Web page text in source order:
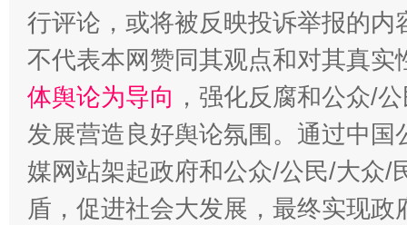
行评论，或将被反映投诉举报的
不代表本网赞同其观点和对其真实
体舆论为导向 ，强化反腐和公众/
发展营造良好舆论氛围。通过中
媒网站架起政府和公众/公民/大众/
盾，促进社会大发展，最终实现